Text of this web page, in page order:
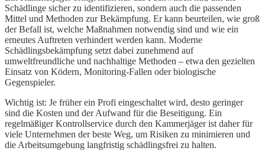
Schädlinge sicher zu identifizieren, sondern auch die passenden
Mittel und Methoden zur Bekämpfung. Er kann beurteilen, wie groß
der Befall ist, welche Maßnahmen notwendig sind und wie ein
erneutes Auftreten verhindert werden kann. Moderne
Schädlingsbekämpfung setzt dabei zunehmend auf
umweltfreundliche und nachhaltige Methoden – etwa den gezielten
Einsatz von Ködern, Monitoring-Fallen oder biologische
Gegenspieler.
Wichtig ist: Je früher ein Profi eingeschaltet wird, desto geringer
sind die Kosten und der Aufwand für die Beseitigung. Ein
regelmäßiger Kontrollservice durch den Kammerjäger ist daher für
viele Unternehmen der beste Weg, um Risiken zu minimieren und
die Arbeitsumgebung langfristig schädlingsfrei zu halten.